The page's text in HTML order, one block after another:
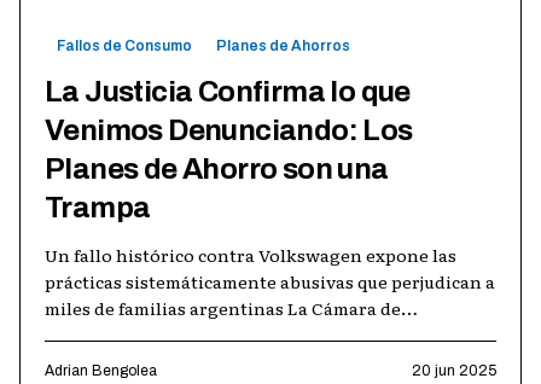
Fallos de Consumo Planes de Ahorros
La Justicia Confirma lo que
Venimos Denunciando: Los
Planes de Ahorro son una
Trampa
Un fallo histórico contra Volkswagen expone las
prácticas sistemáticamente abusivas que perjudican a
miles de familias argentinas La Cámara de
Adrian Bengolea 20 jun 2025